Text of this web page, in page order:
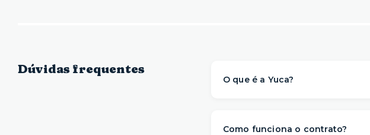
Dúvidas frequentes
O que é a Yuca?
Como funciona o contrato?